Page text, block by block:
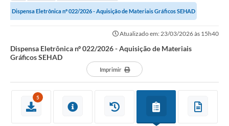
Dispensa Eletrônica nº 022/2026 - Aquisição de Materiais Gráficos SEHAD
Atualizado em: 23/03/2026 às 15h40
Dispensa Eletrônica nº 022/2026 - Aquisição de Materiais
Gráficos SEHAD
Imprimir
5